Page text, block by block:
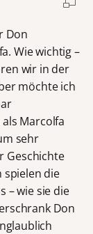
Don
Wie wichtig –
wir in der
möchte ich
Marcolfa
sehr
Geschichte
spielen die
– wie sie die
Don